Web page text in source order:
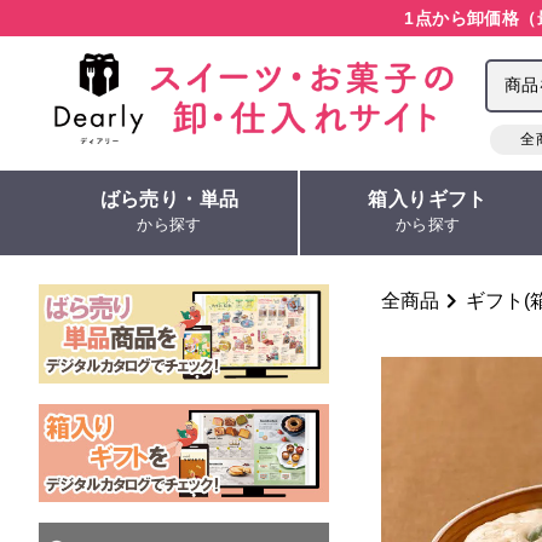
1点から卸価格
全
ばら売り・単品
から探す
箱入りギフト
から探す
全商品 ギフト(